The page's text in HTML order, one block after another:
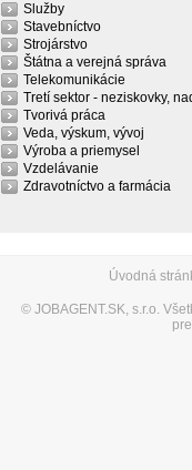
Služby
Stavebníctvo
Strojárstvo
Štátna a verejná správa
Telekomunikácie
Tretí sektor - neziskovky,
Tvorivá práca
Veda, výskum, vývoj
Výroba a priemysel
Vzdelávanie
Zdravotníctvo a farmácia
Úvodná
© JOBAGENT.SK, s.r.o.